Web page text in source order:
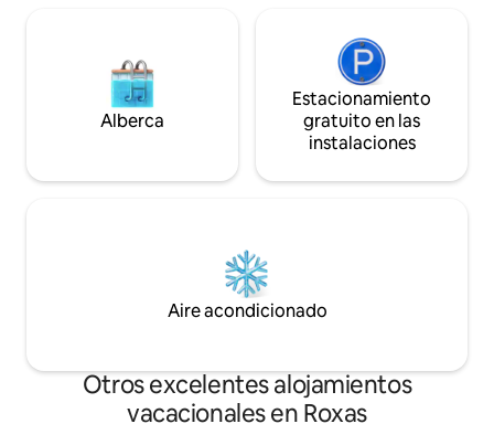
Alberca
Estacionamiento
gratuito en las
instalaciones
Aire acondicionado
Otros excelentes alojamientos
vacacionales en Roxas